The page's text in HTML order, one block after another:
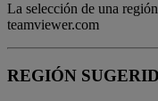
La selección de una
teamviewer.com
REGIÓN